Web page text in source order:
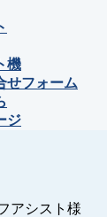
機
せフォーム
ジ
アシスト様